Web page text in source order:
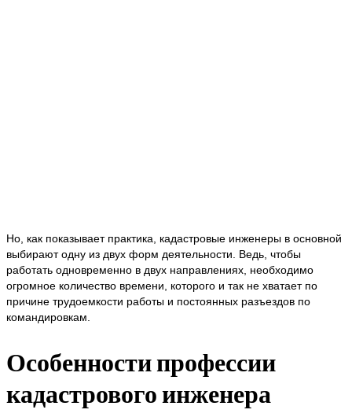
Но, как показывает практика, кадастровые инженеры в основной
выбирают одну из двух форм деятельности. Ведь, чтобы
работать одновременно в двух направлениях, необходимо
огромное количество времени, которого и так не хватает по
причине трудоемкости работы и постоянных разъездов по
командировкам.
Особенности профессии
кадастрового инженера